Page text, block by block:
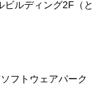
ルディング2F（と
フトウェアパーク